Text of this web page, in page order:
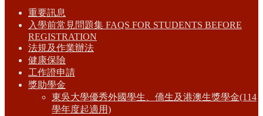
重要訊息
入學前常見問題集 FAQS FOR STUDENTS BEFORE
REGISTRATION
法規及作業辦法
健康保險
工作證申請
獎助學金
東吳大學優秀外國學生、僑生及港澳生獎學金(114
學年度起適用)